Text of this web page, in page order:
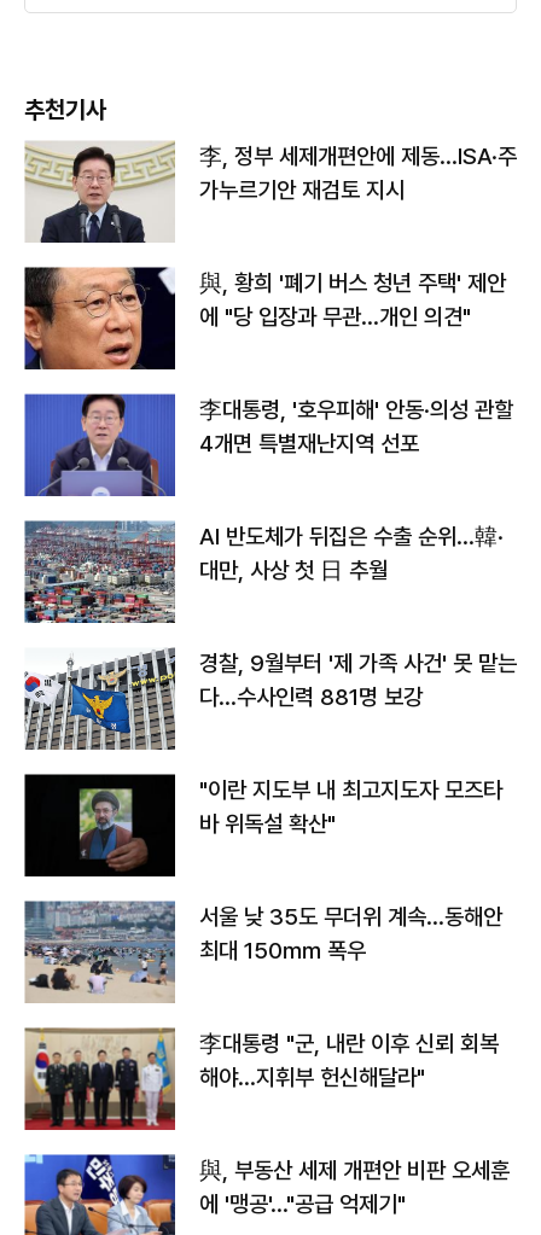
추천기사
李, 정부 세제개편안에 제동…ISA·주
가누르기안 재검토 지시
與, 황희 '폐기 버스 청년 주택' 제안
에 "당 입장과 무관…개인 의견"
李대통령, '호우피해' 안동·의성 관할
4개면 특별재난지역 선포
AI 반도체가 뒤집은 수출 순위…韓·
대만, 사상 첫 日 추월
경찰, 9월부터 '제 가족 사건' 못 맡는
다…수사인력 881명 보강
"이란 지도부 내 최고지도자 모즈타
바 위독설 확산"
서울 낮 35도 무더위 계속…동해안
최대 150㎜ 폭우
李대통령 "군, 내란 이후 신뢰 회복
해야…지휘부 헌신해달라"
與, 부동산 세제 개편안 비판 오세훈
에 '맹공'…"공급 억제기"